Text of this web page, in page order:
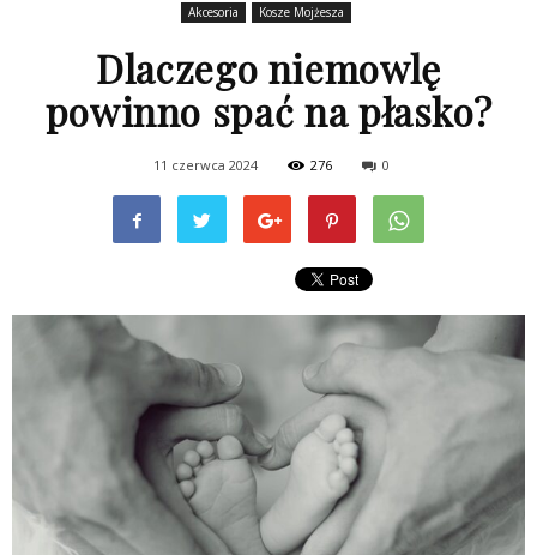
Akcesoria Kosze Mojżesza
Dlaczego niemowlę
powinno spać na płasko?
11 czerwca 2024 276 0